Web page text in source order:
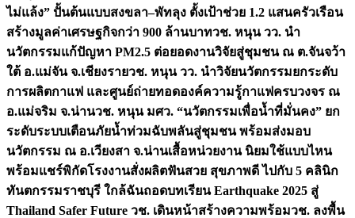
ไม่แล้ง” ปั้นต้นแบบสงขลา–พัทลุง ตั้งเป้าช่วย 1.2 แสนครัวเรือน
สร้างมูลค่าเศรษฐกิจกว่า 900 ล้านบาทวช. หนุน วว. นำ
นวัตกรรมแก้ปัญหา PM2.5 ต่อยอดงานวิจัยสู่ชุมชน ณ ต.จันจว้า
ใต้ อ.แม่จัน จ.เชียงรายวช. หนุน วว. นำวิจัยนวัตกรรมยกระดับ
การผลิตกาแฟ และศูนย์ถ่ายทอดองค์ความรู้กาแฟครบวงจร ณ
อ.แม่จริม จ.น่านวช. หนุน มศว. “นวัตกรรมเพื่อน้ำที่มั่นคง” ยก
ระดับระบบเตือนภัยน้ำท่วมฉับพลันสู่ชุมชน พร้อมส่งมอบ
นวัตกรรม ณ อ.เวียงสา จ.น่านเสื้อหน่วยงาน นิยมใช้แบบไหน
พร้อมแชร์พิกัดโรงงานสั่งผลิตฟันสวย สุขภาพดี ไปกับ 5 คลินิก
ทันตกรรมราชบุรี ใกล้ฉันถอดบทเรียน Earthquake 2025 สู่
Thailand Safer Future วช. เดินหน้าสร้างความพร้อมวช. ลงพื้น